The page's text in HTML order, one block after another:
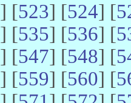
] [523] [524] [
] [535] [536] [
] [547] [548] [
] [559] [560] [